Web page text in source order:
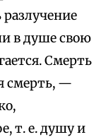
в душе свою
Смерть
смерть, —
т. е. душу и